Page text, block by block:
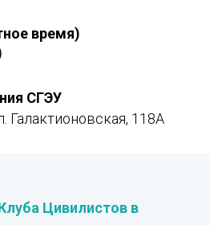
время)
СГЭУ
Галактионовская, 118А
Цивилистов в